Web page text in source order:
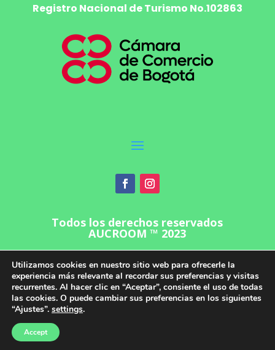
Registro Nacional de Turismo No.102863
Todos los derechos reservados
AUCROOM ™ 2023
Utilizamos cookies en nuestro sitio web para ofrecerle la
experiencia más relevante al recordar sus preferencias y visitas
recurrentes. Al hacer clic en “Aceptar”, consiente el uso de todas
las cookies. O puede cambiar sus preferencias en los siguientes
“Ajustes”. settings.
Accept